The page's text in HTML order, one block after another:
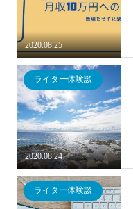
2020.08.25
2020.08.24
ライター体験談
ライター体験談